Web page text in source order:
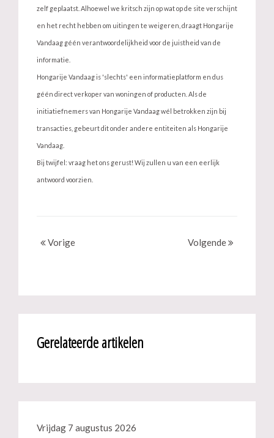
zelf geplaatst. Alhoewel we kritsch zijn op wat op de site verschijnt
en het recht hebben om uitingen te weigeren, draagt Hongarije
Vandaag géén verantwoordelijkheid voor de juistheid van de
informatie.
Hongarije Vandaag is 'slechts' een informatieplatform en dus
géén direct verkoper van woningen of producten. Als de
initiatiefnemers van Hongarije Vandaag wél betrokken zijn bij
transacties, gebeurt dit onder andere entiteiten als Hongarije
Vandaag.
Bij twijfel: vraag het ons gerust! Wij zullen u van een eerlijk
antwoord voorzien.
Vorige Volgende
Gerelateerde artikelen
Vrijdag 7 augustus 2026